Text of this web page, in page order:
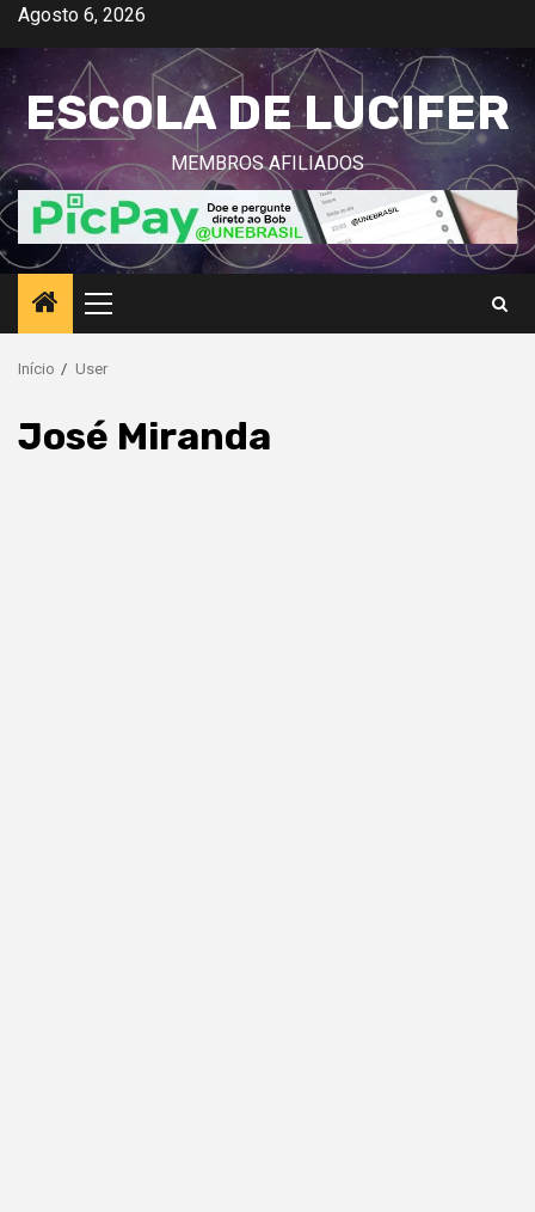
Avançar
o
conteúdo
Agosto 6, 2026
ESCOLA DE LUCIFER
MEMBROS AFILIADOS
Menu
principal
Início User
José Miranda